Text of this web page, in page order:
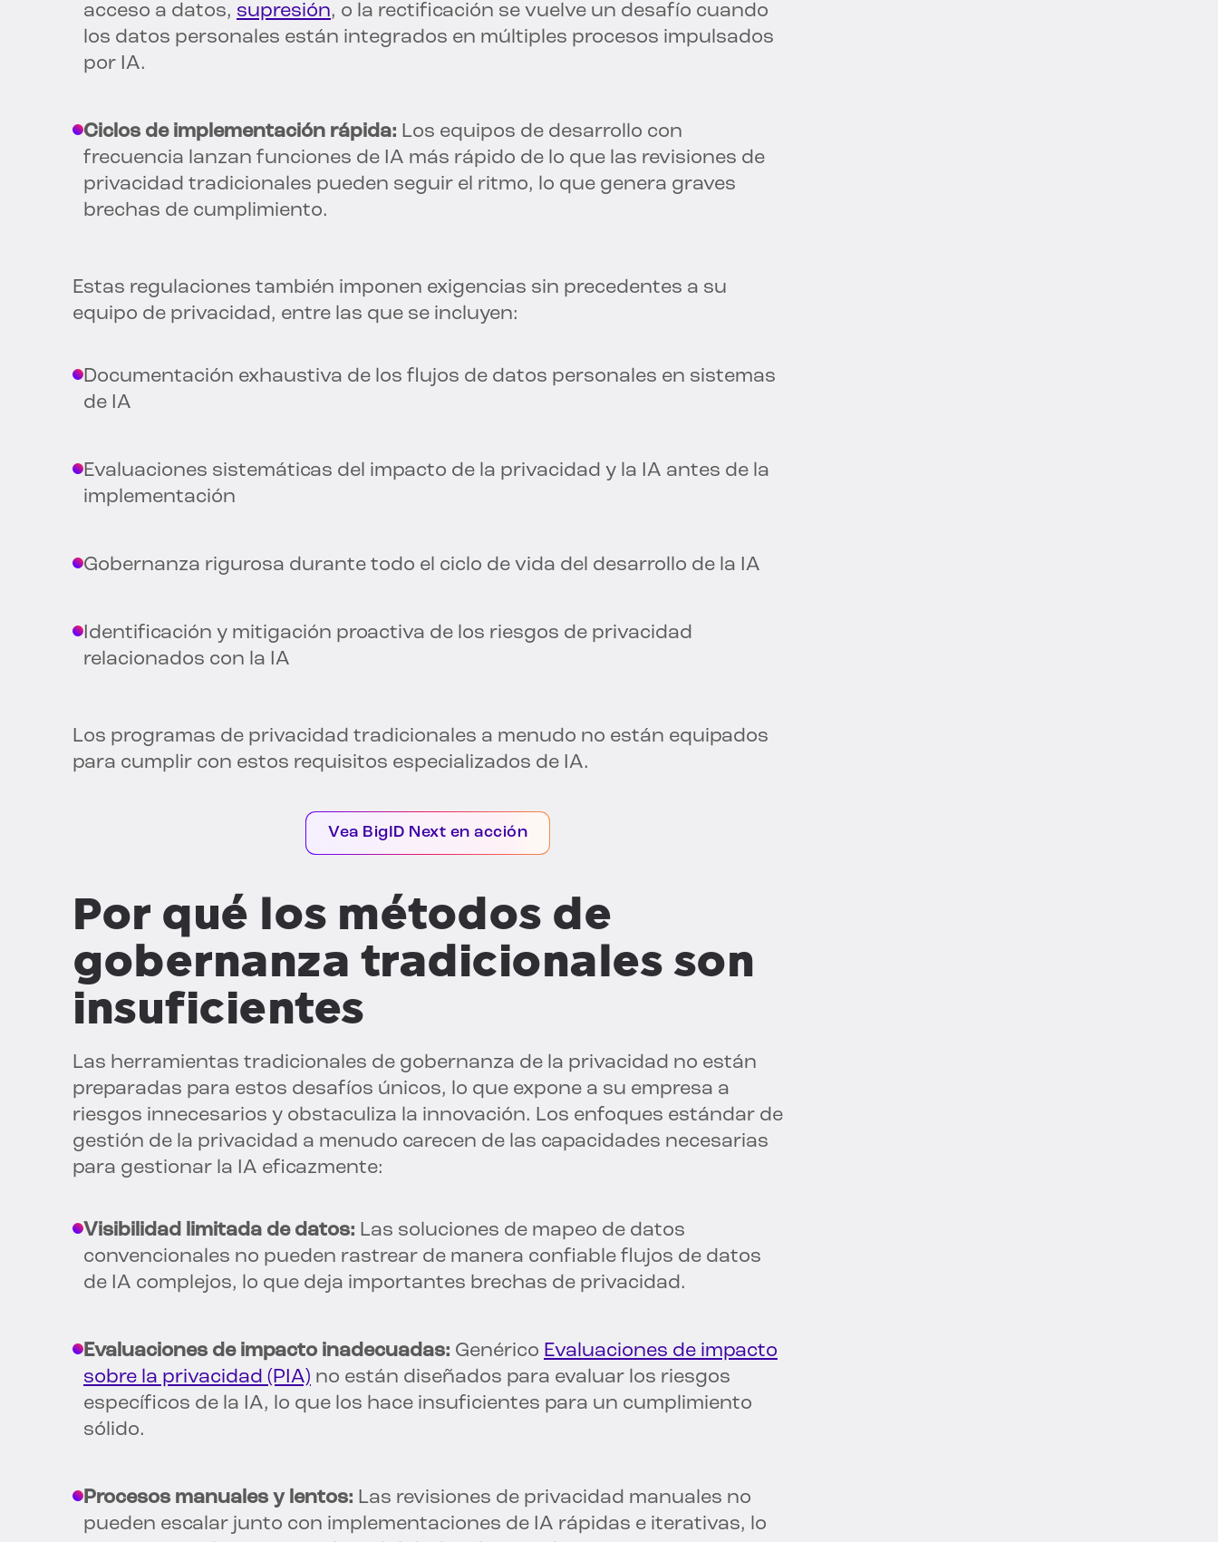
acceso a datos, supresión, o la rectificación se vuelve un desafío cuando
los datos personales están integrados en múltiples procesos impulsados
por IA.
Ciclos de implementación rápida: Los equipos de desarrollo con
frecuencia lanzan funciones de IA más rápido de lo que las revisiones de
privacidad tradicionales pueden seguir el ritmo, lo que genera graves
brechas de cumplimiento.
Estas regulaciones también imponen exigencias sin precedentes a su
equipo de privacidad, entre las que se incluyen:
Documentación exhaustiva de los flujos de datos personales en sistemas
de IA
Evaluaciones sistemáticas del impacto de la privacidad y la IA antes de la
implementación
Gobernanza rigurosa durante todo el ciclo de vida del desarrollo de la IA
Identificación y mitigación proactiva de los riesgos de privacidad
relacionados con la IA
Los programas de privacidad tradicionales a menudo no están equipados
para cumplir con estos requisitos especializados de IA.
Vea BigID Next en acción
Por qué los métodos de
gobernanza tradicionales son
insuficientes
Las herramientas tradicionales de gobernanza de la privacidad no están
preparadas para estos desafíos únicos, lo que expone a su empresa a
riesgos innecesarios y obstaculiza la innovación. Los enfoques estándar de
gestión de la privacidad a menudo carecen de las capacidades necesarias
para gestionar la IA eficazmente:
Visibilidad limitada de datos: Las soluciones de mapeo de datos
convencionales no pueden rastrear de manera confiable flujos de datos
de IA complejos, lo que deja importantes brechas de privacidad.
Evaluaciones de impacto inadecuadas: Genérico Evaluaciones de impacto
sobre la privacidad (PIA) no están diseñados para evaluar los riesgos
específicos de la IA, lo que los hace insuficientes para un cumplimiento
sólido.
Procesos manuales y lentos: Las revisiones de privacidad manuales no
pueden escalar junto con implementaciones de IA rápidas e iterativas, lo